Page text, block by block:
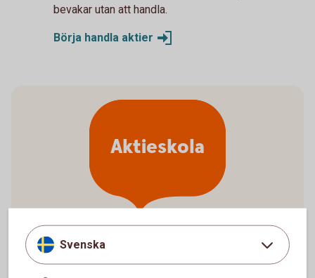
bevakar utan att handla.
Börja handla aktier
Vad ska jag välja för aktier?
Aktieskola
Svenska